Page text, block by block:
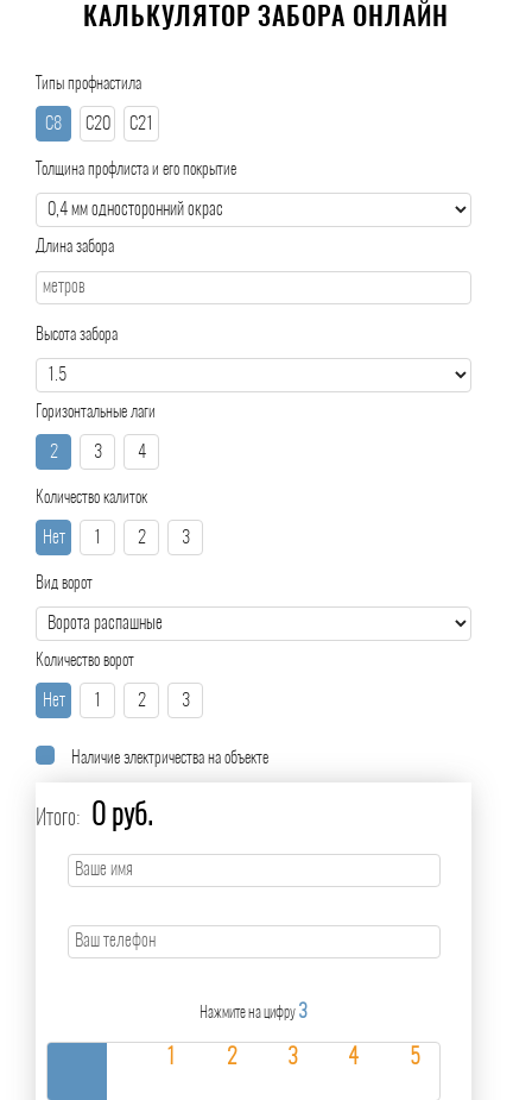
КАЛЬКУЛЯТОР ЗАБОРА ОНЛАЙН
Типы профнастила
С8 С20 С21
Толщина профлиста и его покрытие
Длина забора
Высота забора
Горизонтальные лаги
2 3 4
Количество калиток
Нет 2 3
Вид ворот
Количество ворот
Нет 2 3
Наличие электричества на объекте
Итого: 0 руб.
Нажмите на цифру 3